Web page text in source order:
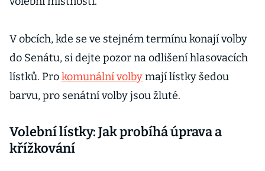
V obcích, kde se ve stejném termínu konají volby
do Senátu, si dejte pozor na odlišení hlasovacích
lístků. Prokomunální volbymají lístky šedou
barvu, pro senátní volby jsou žluté.
Volební lístky: Jak probíhá úprava a
křížkování